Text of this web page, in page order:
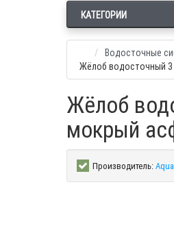
КАТЕГОРИИ
Водосточные
Жёлоб водосточный 3
Жёлоб
мокрый
Производитель: